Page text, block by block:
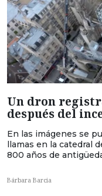
Un dron
después del
En las imágenes se
llamas en la catedral
800 años de
Bárbara Barcia